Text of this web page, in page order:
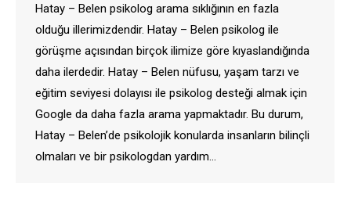
Hatay – Belen psikolog arama sıklığının en fazla
olduğu illerimizdendir. Hatay – Belen psikolog ile
görüşme açısından birçok ilimize göre kıyaslandığında
daha ilerdedir. Hatay – Belen nüfusu, yaşam tarzı ve
eğitim seviyesi dolayısı ile psikolog desteği almak için
Google da daha fazla arama yapmaktadır. Bu durum,
Hatay – Belen’de psikolojik konularda insanların bilinçli
olmaları ve bir psikologdan yardım…